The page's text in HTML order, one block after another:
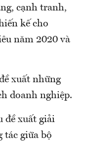
cạnh tranh,
kế cho
năm 2020 và
xuất những
doanh nghiệp.
đề xuất giải
tác giữa bộ